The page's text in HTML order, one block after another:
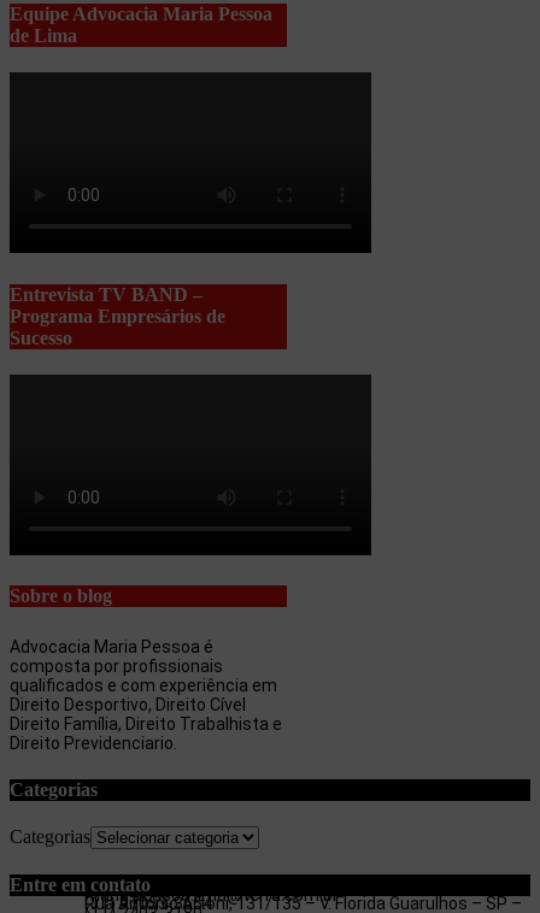
Equipe Advocacia Maria Pessoa
de Lima
Entrevista TV BAND –
Programa Empresários de
Sucesso
Sobre o blog
Advocacia Maria Pessoa é
composta por profissionais
qualificados e com experiência em
Direito Desportivo, Direito Cível
Direito Família, Direito Trabalhista e
Direito Previdenciario.
Categorias
Categorias
Entre em contato
Rua Antonio Artoni, 131/135 – V. Florida Guarulhos – SP –
(11) 97053-3654
maria.pessoa.lima@terra.com.br